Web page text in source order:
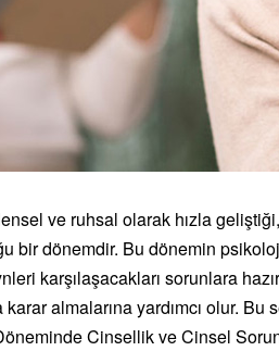
ve ruhsal olarak hızla
bir dönemdir. Bu dönemin
karşılaşacakları sorunlara
almalarına yardımcı olur.
Cinsellik ve Cinsel